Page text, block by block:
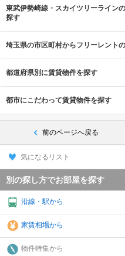
東武伊勢崎線・スカイツリーライン
探す
埼玉県の市区町村からフリーレント
都道府県別に賃貸物件を探す
都市にこだわって賃貸物件を探す
前のページへ戻る
気になるリスト
別の探し方でお部屋を探す
沿線・駅から
家賃相場から
物件特集から